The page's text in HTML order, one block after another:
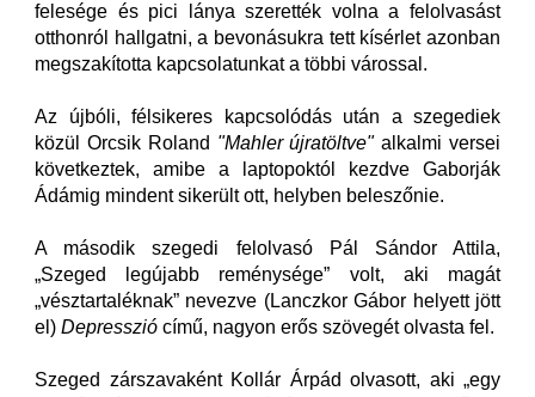
felesége és pici lánya szerették volna a felolvasást
otthonról hallgatni, a bevonásukra tett kísérlet azonban
megszakította kapcsolatunkat a többi várossal.
Az újbóli, félsikeres kapcsolódás után a szegediek
közül Orcsik Roland "Mahler újratöltve"alkalmi versei
következtek, amibe a laptopoktól kezdve Gaborják
Ádámig mindent sikerült ott, helyben beleszőnie.
A második szegedi felolvasó Pál Sándor Attila,
„Szeged legújabb reménysége” volt, aki magát
„vésztartaléknak” nevezve (Lanczkor Gábor helyett jött
el) Depresszió című, nagyon erős szövegét olvasta fel.
Szeged zárszavaként Kollár Árpád olvasott, aki „egy